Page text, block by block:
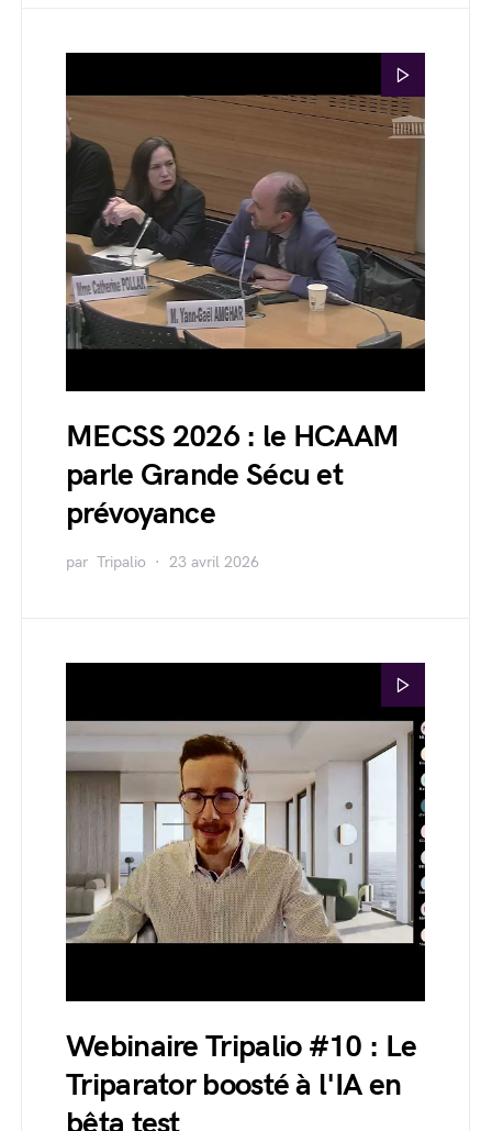
MECSS 2026 : le HCAAM
parle Grande Sécu et
prévoyance
par Tripalio 23 avril 2026
Webinaire Tripalio #10 : Le
Triparator boosté à l'IA en